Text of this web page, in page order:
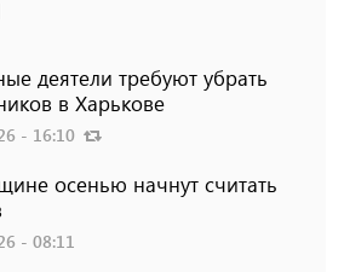
деятели требуют убрать
в Харькове
- 16:10
осенью начнут считать
- 08:11